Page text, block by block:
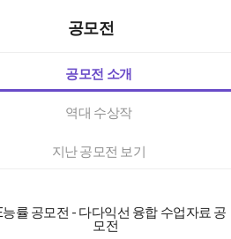
공모전
공모전 소개
역대 수상작
지난 공모전 보기